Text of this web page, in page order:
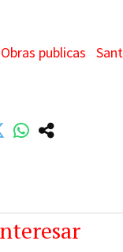
Obras publicas